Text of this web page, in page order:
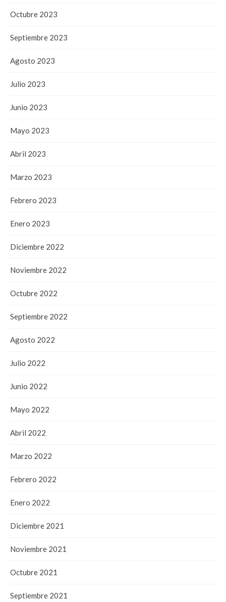
Octubre 2023
Septiembre 2023
Agosto 2023
Julio 2023
Junio 2023
Mayo 2023
Abril 2023
Marzo 2023
Febrero 2023
Enero 2023
Diciembre 2022
Noviembre 2022
Octubre 2022
Septiembre 2022
Agosto 2022
Julio 2022
Junio 2022
Mayo 2022
Abril 2022
Marzo 2022
Febrero 2022
Enero 2022
Diciembre 2021
Noviembre 2021
Octubre 2021
Septiembre 2021